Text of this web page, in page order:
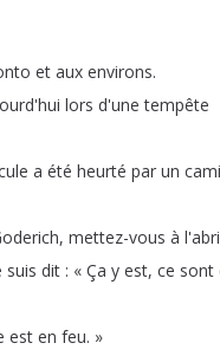
et aux environs.
lors d'une tempête
a été heurté par un
, mettez-vous à l'abri
suis dit : « Ça y est, ce sont
est en feu. »